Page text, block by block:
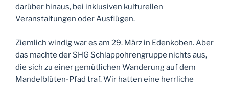
darüber hinaus, bei inklusiven kulturellen
Veranstaltungen oder Ausflügen.
Ziemlich windig war es am 29. März in Edenkoben. Aber
das machte der SHG Schlappohrengruppe nichts aus,
die sich zu einer gemütlichen Wanderung auf dem
Mandelblüten-Pfad traf. Wir hatten eine herrliche